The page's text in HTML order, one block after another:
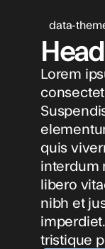
data-
Lorem
quis
interdum
libero
nibh et
tristique